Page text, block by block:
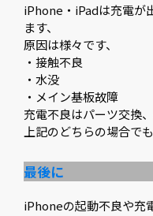
iPhone・iPadは充電が
ます、
原因は様々です、
・接触不良
・水没
・メイン基板故障
充電不良はパーツ交換
上記のどちらの場合で
最後に
iPhoneの起動不良や充